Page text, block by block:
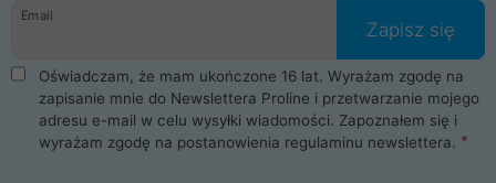
Email
Zapisz się
Oświadczam, że mam ukończone 16 lat. Wyrażam zgodę na
zapisanie mnie do Newslettera Proline i przetwarzanie mojego
adresu e-mail w celu wysyłki wiadomości. Zapoznałem się i
wyrażam zgodę na postanowienia regulaminu newslettera.